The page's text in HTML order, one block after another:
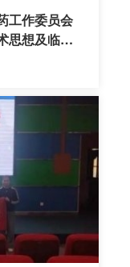
工作委员会
思想及临床